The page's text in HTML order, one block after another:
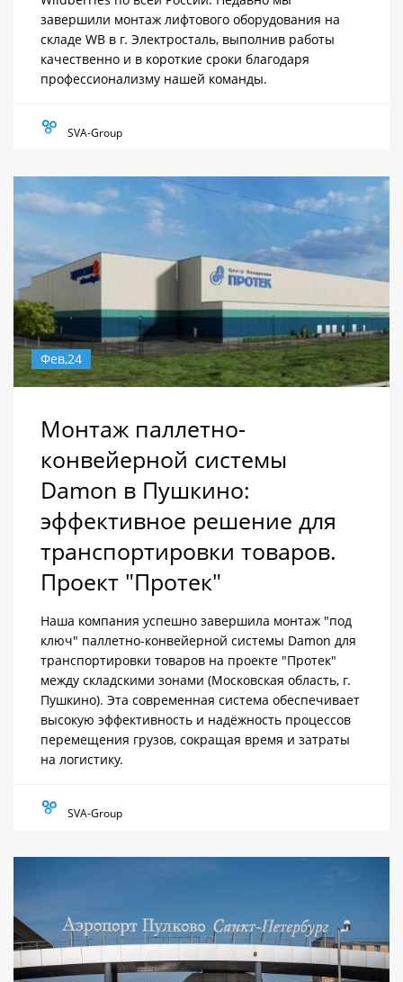
завершили монтаж лифтового оборудования на
складе WB в г. Электросталь, выполнив работы
качественно и в короткие сроки благодаря
профессионализму нашей команды.
SVA-Group
Фев,24
Монтаж паллетно-
конвейерной системы
Damon в Пушкино:
эффективное решение для
транспортировки товаров.
Проект "Протек"
Наша компания успешно завершила монтаж "под
ключ" паллетно-конвейерной системы Damon для
транспортировки товаров на проекте "Протек"
между складскими зонами (Московская область, г.
Пушкино). Эта современная система обеспечивает
высокую эффективность и надёжность процессов
перемещения грузов, сокращая время и затраты
на логистику.
SVA-Group